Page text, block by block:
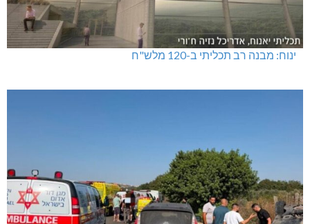
ינוח: מבנה רב תכליתי ב-120 מלש"ח